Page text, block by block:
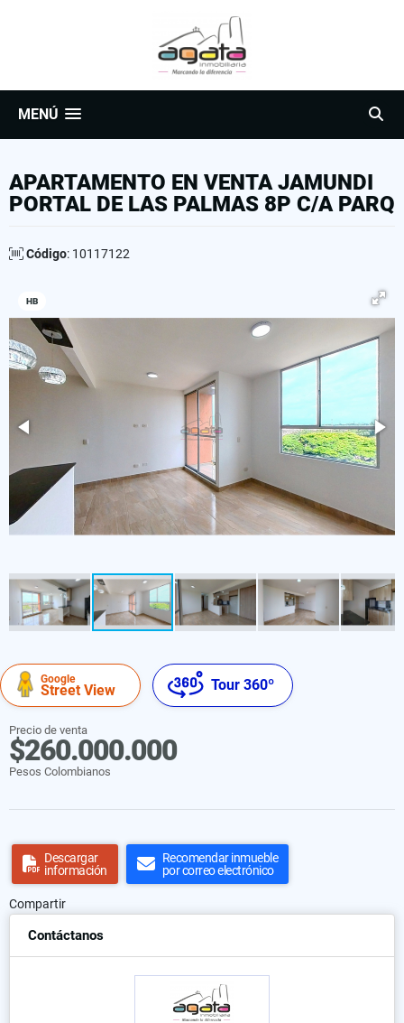
MENÚ
APARTAMENTO EN VENTA JAMUNDI
PORTAL DE LAS PALMAS 8P C/A PARQ
Código: 10117122
HB
Google
Street View Tour 360º
Precio de venta
$260.000.000
Pesos Colombianos
Descargar
información
Recomendar inmueble
por correo electrónico
Compartir
Contáctanos